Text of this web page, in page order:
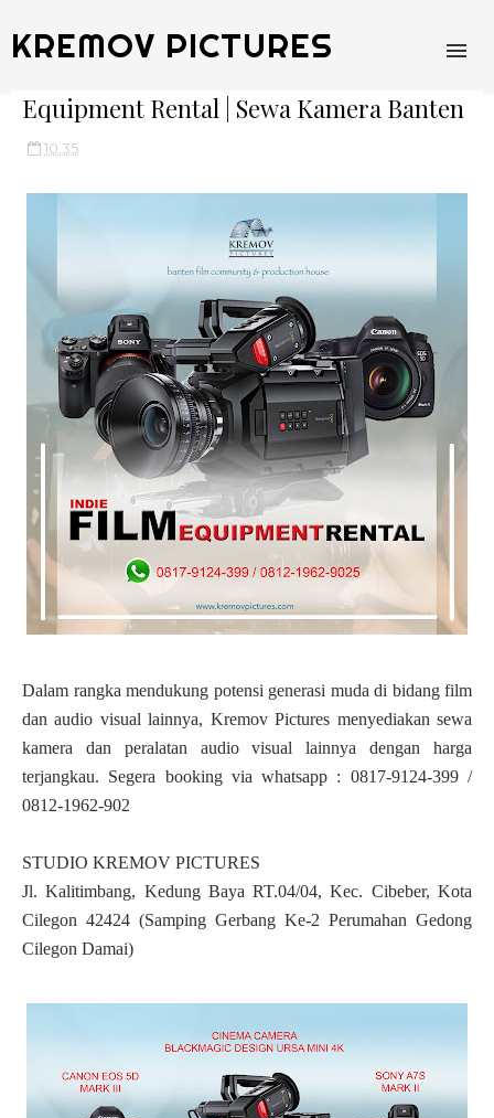
KREMOV PICTURES
Equipment Rental | Sewa Kamera Banten
10.35
Dalam rangka mendukung potensi generasi muda di bidang film
dan audio visual lainnya, Kremov Pictures menyediakan sewa
kamera dan peralatan audio visual lainnya dengan harga
terjangkau. Segera booking via whatsapp : 0817-9124-399 /
0812-1962-902
STUDIO KREMOV PICTURES
Jl. Kalitimbang, Kedung Baya RT.04/04, Kec. Cibeber, Kota
Cilegon 42424 (Samping Gerbang Ke-2 Perumahan Gedong
Cilegon Damai)